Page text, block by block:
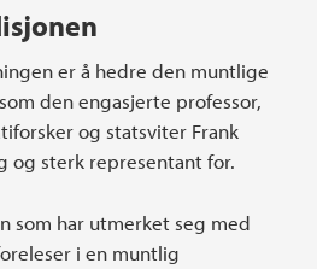
er å hedre den muntlige
den engasjerte professor,
og statsviter Frank
og sterk representant for.
som har utmerket seg med
i en muntlig